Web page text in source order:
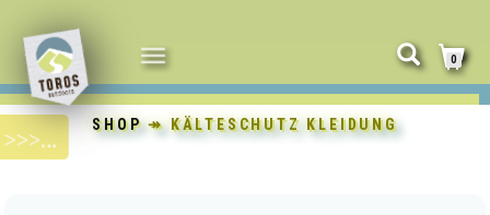
NAVIGATION
UMSCHALTEN
0
SHOP↠ KÄLTESCHUTZ KLEIDUNG